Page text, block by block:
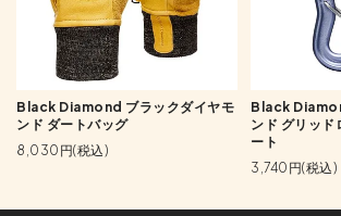
Black Diamond ブラックダイヤモ
ンド ダートバッグ
8,030円(税込)
Black
ンド グリッド
ート
3,740円(税込)